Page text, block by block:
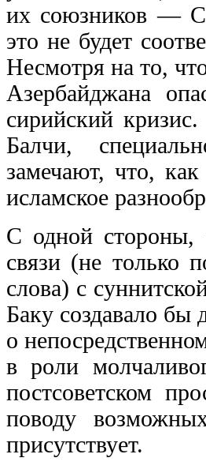
их союзников —
это не будет
Несмотря на то,
Азербайджана
сирийский
Балчи,
замечают, что,
исламское
С одной стороны,
связи (не только
слова) с
Баку создавало бы
о
в роли
постсоветском
поводу
присутствует.